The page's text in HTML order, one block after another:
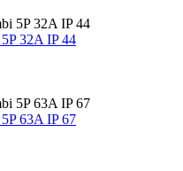
5P 32A IP 44
5P 63A IP 67